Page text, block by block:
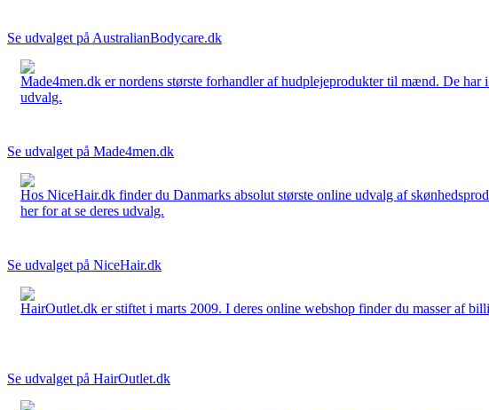
Se udvalget på AustralianBodycare.dk
Made4men.dk er nordens største forhandler af hudplejeprodukter til mænd. De
udvalg.
Se udvalget på Made4men.dk
Hos NiceHair.dk finder du Danmarks absolut største online udvalg af
her for at se deres udvalg.
Se udvalget på NiceHair.dk
HairOutlet.dk er stiftet i marts 2009. I deres online webshop finder du masser af
Se udvalget på HairOutlet.dk